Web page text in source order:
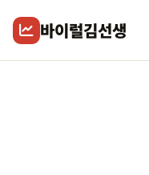
바이럴김선생